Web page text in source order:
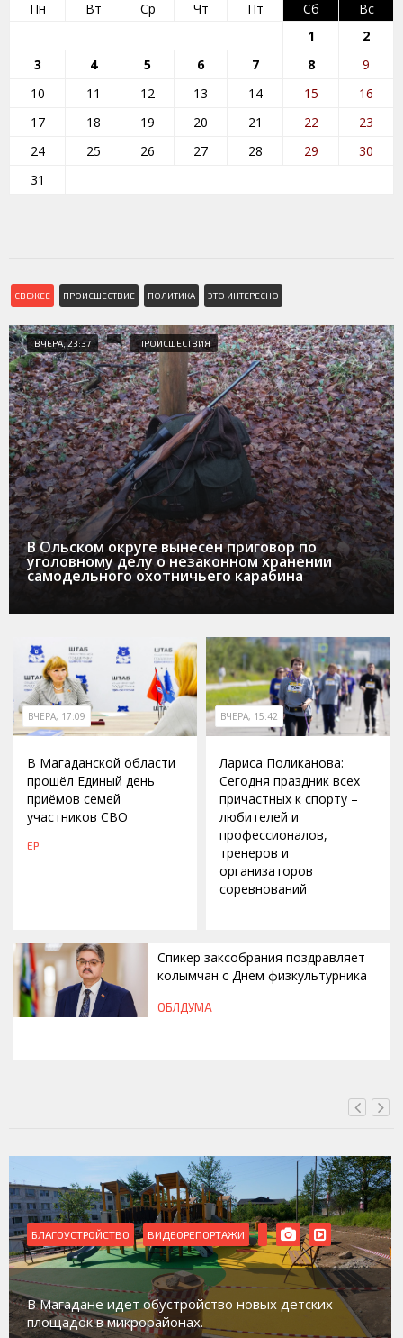
Пн Вт Ср Чт Пт Сб
Вс
1
2
3
4 5 6 7 8
9
10
11 12 13 14 15
16
17
18 19 20 21 22
23
24
25 26 27 28 29
30
31
СВЕЖЕЕ ПРОИСШЕСТВИЕ ПОЛИТИКА ЭТО ИНТЕРЕСНО
ВЧЕРА, 23:37 ПРОИСШЕСТВИЯ
В Ольском округе вынесен приговор по
уголовному делу о незаконном хранении
самодельного охотничьего карабина
ВЧЕРА, 17:09
В Магаданской области
прошёл Единый день
приёмов семей
участников СВО
ЕР
ВЧЕРА, 15:42
Лариса Поликанова:
Сегодня праздник всех
причастных к спорту –
любителей и
профессионалов,
тренеров и
организаторов
соревнований
Спикер заксобрания поздравляет
колымчан с Днем физкультурника
ОБЛДУМА
БЛАГОУСТРОЙСТВО ВИДЕОРЕПОРТАЖИ
В Магадане идет обустройство новых детских
площадок в микрорайонах.